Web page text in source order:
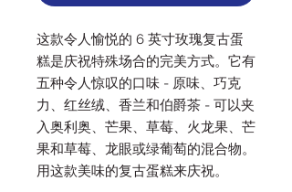
这款令人愉悦的 6 英寸玫瑰复古蛋
糕是庆祝特殊场合的完美方式。它有
五种令人惊叹的口味 - 原味、巧克
力、红丝绒、香兰和伯爵茶 - 可以夹
入奥利奥、芒果、草莓、火龙果、芒
果和草莓、龙眼或绿葡萄的混合物。
用这款美味的复古蛋糕来庆祝。